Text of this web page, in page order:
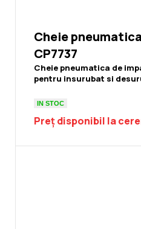
Cheie
CP7737
Cheie pneumatica de
pentru insurubat si
IN STOC
Preț disponibil la